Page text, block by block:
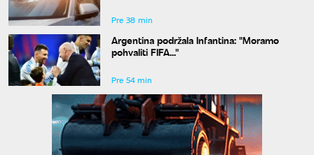
Pre 38 min
Argentina podržala Infantina: "Moramo
pohvaliti FIFA..."
Pre 54 min